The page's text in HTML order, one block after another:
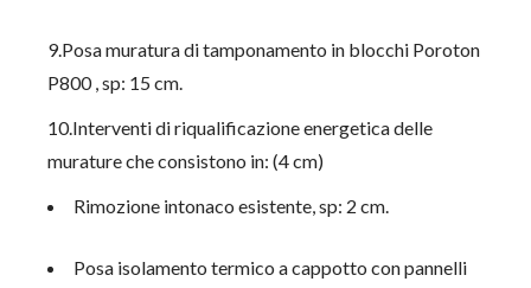
9.Posa muratura di tamponamento in blocchi Poroton
P800 , sp: 15 cm.
10.Interventi di riqualificazione energetica delle
murature che consistono in: (4 cm)
Rimozione intonaco esistente, sp: 2 cm.
Posa isolamento termico a cappotto con pannelli